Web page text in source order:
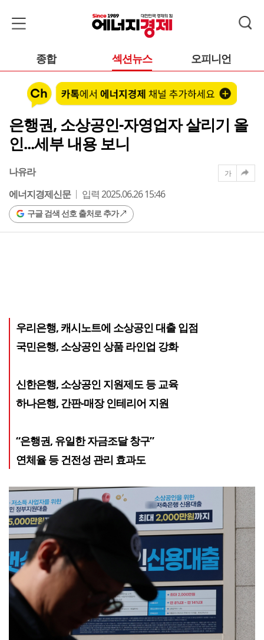
종합 섹션뉴스 오피니언
은행권, 소상공인-자영업자 살리기 올
인...세부 내용 보니
나유라
에너지경제신문
입력 2025.06.26 15:46
구글 검색 선호 출처로 추가
가
우리은행, 캐시노트에 소상공인 대출 입점
국민은행, 소상공인 상품 라인업 강화
신한은행, 소상공인 지원제도 등 교육
하나은행, 간판-매장 인테리어 지원
“은행권, 유일한 자금조달 창구”
연체율 등 건전성 관리 효과도